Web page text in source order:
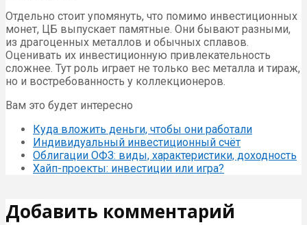
Отдельно стоит упомянуть, что помимо инвестиционных
монет, ЦБ выпускает памятные. Они бывают разными,
из драгоценных металлов и обычных сплавов.
Оценивать их инвестиционную привлекательность
сложнее. Тут роль играет не только вес металла и тираж,
но и востребованность у коллекционеров.
Вам это будет интересно
Куда вложить деньги, чтобы они работали
Индивидуальный инвестиционный счёт
Облигации ОФЗ: виды, характеристики, доходность
Хайп-проекты: инвестиции или игра?
Добавить комментарий